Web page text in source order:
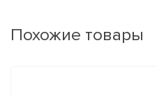
Похожие товары